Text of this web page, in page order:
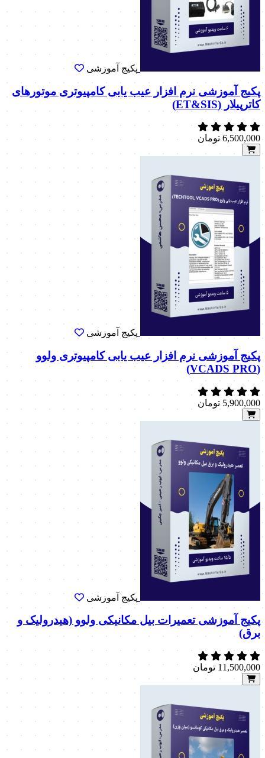
پکیج آموزشی
پکیج آموزشی نرم افزار عیب یابی کامپیوتری موتورهای
کاترپیلار (ET&SIS)
6,500,000 تومان
پکیج آموزشی
پکیج آموزشی نرم افزار عیب یابی کامپیوتری ولوو
(VCADS PRO)
5,900,000 تومان
پکیج آموزشی
پکیج آموزشی تعمیرات بیل مکانیکی ولوو (هیدرولیک و
برق)
11,500,000 تومان